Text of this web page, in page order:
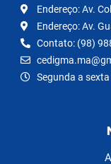
Endereço: Av.
Endereço: Av.
Contato: (98)
Segunda a